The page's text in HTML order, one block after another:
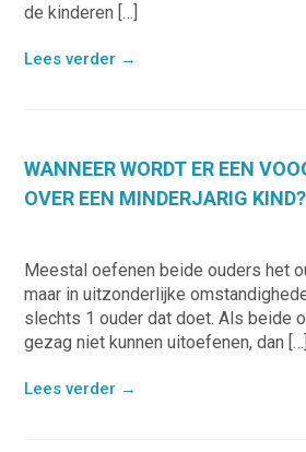
de kinderen […]
Lees verder →
WANNEER WORDT ER EEN
OVER EEN MINDERJARIG KIND?
Meestal oefenen beide ouders het
maar in uitzonderlijke
slechts 1 ouder dat doet. Als beide
gezag niet kunnen uitoefenen, dan […]
Lees verder →